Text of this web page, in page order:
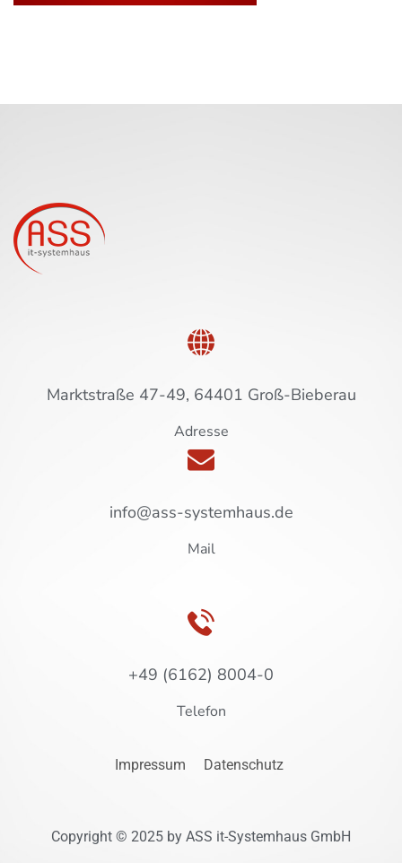
Marktstraße 47-49, 64401 Groß-Bieberau
Adresse
info@ass-systemhaus.de
Mail
+49 (6162) 8004-0
Telefon
Impressum Datenschutz
Copyright © 2025 by ASS it-Systemhaus GmbH